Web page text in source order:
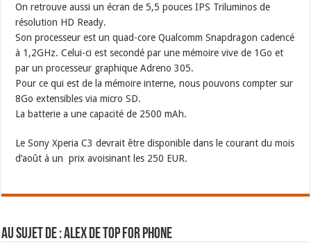
On retrouve aussi un écran de 5,5 pouces IPS Triluminos de
résolution HD Ready.
Son processeur est un quad-core Qualcomm Snapdragon cadencé
à 1,2GHz. Celui-ci est secondé par une mémoire vive de 1Go et
par un processeur graphique Adreno 305.
Pour ce qui est de la mémoire interne, nous pouvons compter sur
8Go extensibles via micro SD.
La batterie a une capacité de 2500 mAh.
Le Sony Xperia C3 devrait être disponible dans le courant du mois
d’août à un prix avoisinant les 250 EUR.
Au sujet de : Alex de Top For Phone